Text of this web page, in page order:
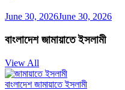
June 30, 2026June 30, 2026
বাংলাদেশ জামায়াতে ইসলামী
View All
বাংলাদেশ জামায়াতে ইসলামী